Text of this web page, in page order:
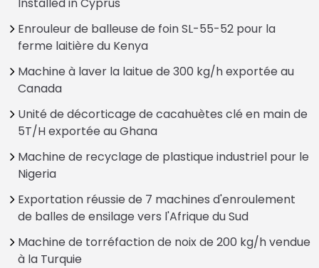
Enrouleur de balleuse de foin SL-55-52 pour la
ferme laitière du Kenya
Machine à laver la laitue de 300 kg/h exportée au
Canada
Unité de décorticage de cacahuètes clé en main de
5T/H exportée au Ghana
Machine de recyclage de plastique industriel pour le
Nigeria
Exportation réussie de 7 machines d'enroulement
de balles de ensilage vers l'Afrique du Sud
Machine de torréfaction de noix de 200 kg/h vendue
à la Turquie